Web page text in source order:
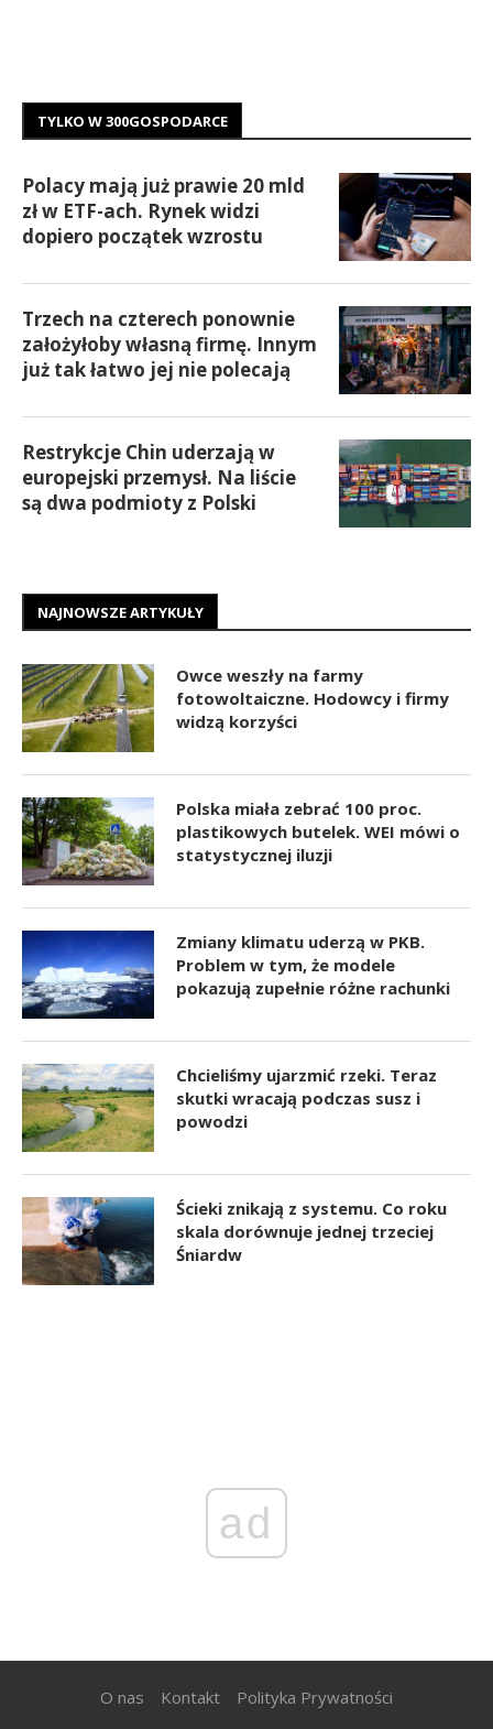
TYLKO W 300GOSPODARCE
Polacy mają już prawie 20 mld
zł w ETF-ach. Rynek widzi
dopiero początek wzrostu
Trzech na czterech ponownie
założyłoby własną firmę. Innym
już tak łatwo jej nie polecają
Restrykcje Chin uderzają w
europejski przemysł. Na liście
są dwa podmioty z Polski
NAJNOWSZE ARTYKUŁY
Owce weszły na farmy
fotowoltaiczne. Hodowcy i firmy
widzą korzyści
Polska miała zebrać 100 proc.
plastikowych butelek. WEI mówi o
statystycznej iluzji
Zmiany klimatu uderzą w PKB.
Problem w tym, że modele
pokazują zupełnie różne rachunki
Chcieliśmy ujarzmić rzeki. Teraz
skutki wracają podczas susz i
powodzi
Ścieki znikają z systemu. Co roku
skala dorównuje jednej trzeciej
Śniardw
ad
O nas Kontakt Polityka Prywatności